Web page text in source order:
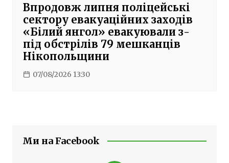
Впродовж липня поліцейські
сектору евакуаційних заходів
«Білий янгол» евакуювали з-
під обстрілів 79 мешканців
Нікопольщини
07/08/2026 13:30
Ми на Facebook